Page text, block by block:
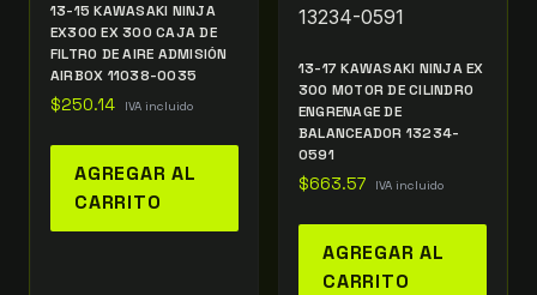
13-15 KAWASAKI NINJA
EX300 EX 300 CAJA DE
FILTRO DE AIRE ADMISIÓN
AIRBOX 11038-0035
$250.14 IVA incluido
AGREGAR AL
CARRITO
13-17 KAWASAKI NINJA EX
300 MOTOR DE CILINDRO
ENGRENAGE DE
BALANCEADOR 13234-
0591
$663.57 IVA incluido
AGREGAR AL
CARRITO